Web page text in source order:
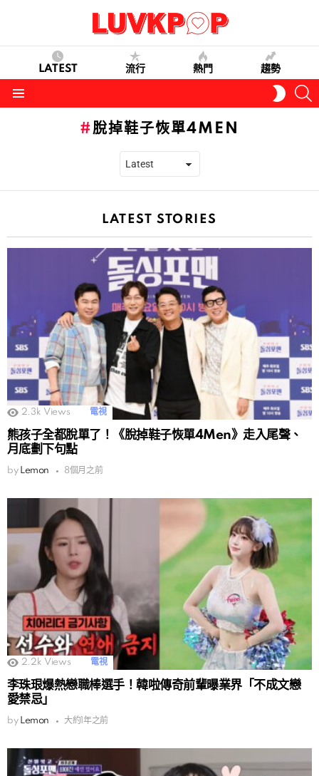
LATEST 流行 熱門 趨勢
SKIN
脫掉鞋子恢單4MEN
LATEST STORIES
2.3k Views 電視
熊孩子全都脫單了！《脫掉鞋子恢單4Men》走入尾聲、
月底劃下句點
by Lemon 8個月之前
2.2k Views 電視
李珠珢爆熱戀職棒選手！韓啦傳奇前輩曝業界「不成文戀
愛禁忌」
by Lemon 大約1年之前